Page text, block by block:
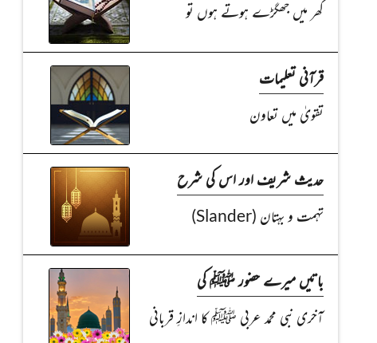
گھر میں جھگڑے ہوتے ہوں تو
قرآنی تعلیمات
تقویٰ میں تعاون
حدیث شریف اور اس کی شرح
تہمت و بہتان (Slander)
باتیں میرے حضور ﷺ کی
آخری نبی محمد عربی ﷺ کا اندازِ قربانی